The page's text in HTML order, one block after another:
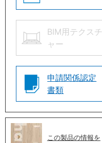
BIM用テクスチ
ャー
申請関係認定
書類
この製品の情報を